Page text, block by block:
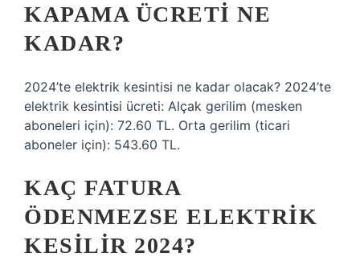
KAPAMA ÜCRETI NE
KADAR?
2024’te elektrik kesintisi ne kadar olacak? 2024’te
elektrik kesintisi ücreti: Alçak gerilim (mesken
aboneleri için): 72.60 TL. Orta gerilim (ticari
aboneler için): 543.60 TL.
KAÇ FATURA
ÖDENMEZSE ELEKTRIK
KESILIR 2024?